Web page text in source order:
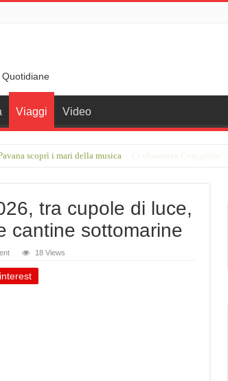
Viaggi Video
scoprì i mari della musica
Francesco Guccini in una stalla. Ci chiamava Coniglietti”
tra cupole di luce,
cantine sottomarine
18 Views